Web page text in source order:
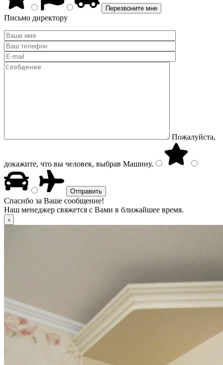
Письмо директору
Пожалуйста,
докажите, что вы человек, выбрав Машину.
Спасибо за Ваше сообщение!
Наш менеджер свяжется с Вами в ближайшее время.